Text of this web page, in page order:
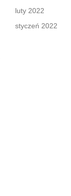
luty 2022
styczeń 2022